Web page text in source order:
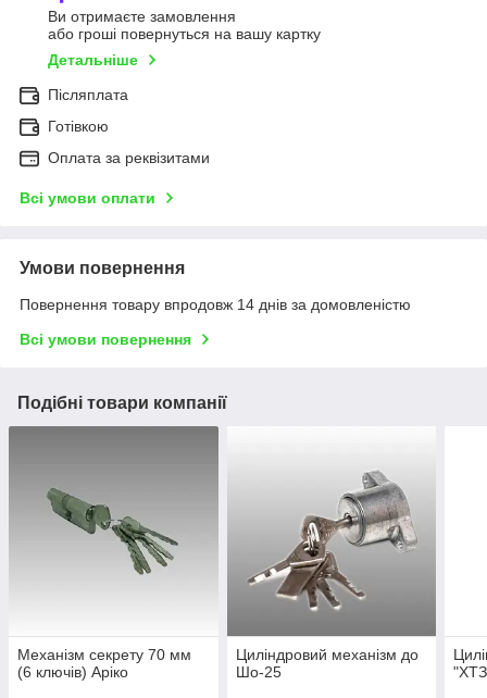
Ви отримаєте замовлення
або гроші повернуться на вашу картку
Детальніше
Післяплата
Готівкою
Оплата за реквізитами
Всі умови оплати
Умови повернення
Повернення товару впродовж 14 днів за домовленістю
Всі умови повернення
Подібні товари компанії
Механізм секрету 70 мм
(6 ключів) Аріко
Циліндровий механізм до
Шо-25